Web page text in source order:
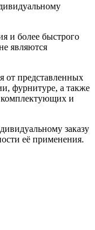
и более быстрого
являются
от представленных
фурнитуре, а также
комплектующих и
заказу
её применения.